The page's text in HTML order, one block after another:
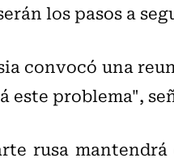
los pasos a
convocó una
este problema",
rusa